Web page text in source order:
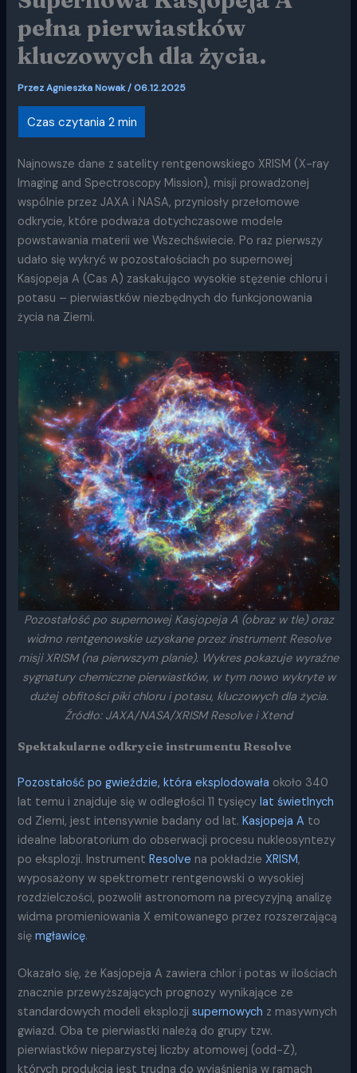
pełna pierwiastków
kluczowych dla życia.
PrzezAgnieszka Nowak/06.12.2025
Najnowsze dane z satelity rentgenowskiego XRISM (X-ray
Imaging and Spectroscopy Mission), misji prowadzonej
wspólnie przez JAXA i NASA, przyniosły przełomowe
odkrycie, które podważa dotychczasowe modele
powstawania materii we Wszechświecie. Po raz pierwszy
udało się wykryć w pozostałościach po supernowej
Kasjopeja A (Cas A) zaskakująco wysokie stężenie chloru i
potasu – pierwiastków niezbędnych do funkcjonowania
życia na Ziemi.
Pozostałość po supernowej Kasjopeja A (obraz w tle) oraz
widmo rentgenowskie uzyskane przez instrument Resolve
misji XRISM (na pierwszym planie). Wykres pokazuje wyraźne
sygnatury chemiczne pierwiastków, w tym nowo wykryte w
dużej obfitości piki chloru i potasu, kluczowych dla życia.
Źródło: JAXA/NASA/XRISM Resolve i Xtend
Spektakularne odkrycie instrumentu Resolve
Pozostałość po gwieździe, która eksplodowała około 340
lat temu i znajduje się w odległości 11 tysięcylat świetlnych
od Ziemi, jest intensywnie badany od lat.Kasjopeja A to
idealne laboratorium do obserwacji procesu nukleosyntezy
po eksplozji. InstrumentResolve na pokładzieXRISM,
wyposażony w spektrometr rentgenowski o wysokiej
rozdzielczości, pozwolił astronomom na precyzyjną analizę
widma promieniowania X emitowanego przez rozszerzającą
sięmgławicę.
Okazało się, że Kasjopeja A zawiera chlor i potas w ilościach
znacznie przewyższających prognozy wynikające ze
standardowych modeli eksplozjisupernowych z masywnych
gwiazd. Oba te pierwiastki należą do grupy tzw.
pierwiastków nieparzystej liczby atomowej (odd-Z),
których produkcja jest trudna do wyjaśnienia w ramach